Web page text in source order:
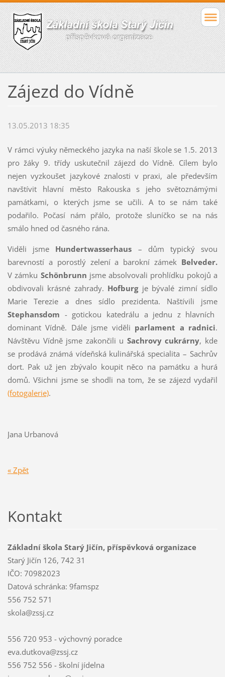
Zájezd do Vídně
13.05.2013 18:35
V rámci výuky německého jazyka na naší škole se 1.5. 2013
pro žáky 9. třídy uskutečnil zájezd do Vídně. Cílem bylo
nejen vyzkoušet jazykové znalosti v praxi, ale především
navštívit hlavní město Rakouska s jeho světoznámými
památkami, o kterých jsme se učili. A to se nám také
podařilo. Počasí nám přálo, protože sluníčko se na nás
smálo hned od časného rána.
Viděli jsme Hundertwasserhaus – dům typický svou
barevností a porostlý zelení a barokní zámek Belveder.
V zámku Schönbrunn jsme absolvovali prohlídku pokojů a
obdivovali krásné zahrady. Hofburgje bývalé zimní sídlo
Marie Terezie a dnes sídlo prezidenta. Naštívili jsme
Stephansdom - gotickou katedrálu a jednu z hlavních
dominant Vídně. Dále jsme viděli parlament a radnici.
Návštěvu Vídně jsme zakončili u Sachrovy cukrárny, kde
se prodává známá vídeňská kulinářská specialita – Sachrův
dort. Pak už jen zbývalo koupit něco na památku a hurá
domů. Všichni jsme se shodli na tom, že se zájezd vydařil
(fotogalerie).
Jana Urbanová
« Zpět
Kontakt
Základní škola Starý Jičín, příspěvková organizace
Starý Jičín 126, 742 31
IČO: 70982023
Datová schránka: 9famspz
556 752 571
skola@zssj.cz
556 720 953 - výchovný poradce
eva.dutkova@zssj.cz
556 752 556 - školní jídelna